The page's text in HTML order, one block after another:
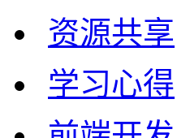
资源共享
学习心得